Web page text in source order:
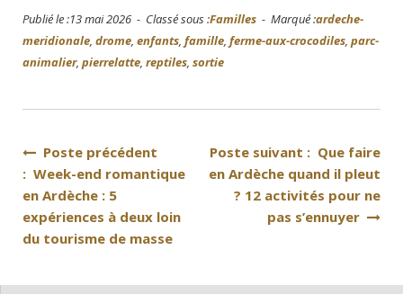
Publié le :13 mai 2026 - Classé sous :Familles - Marqué :ardeche-
meridionale drome enfants famille ferme-aux-crocodiles parc-
animalier, pierrelatte reptiles sortie
Navigation
de
l’article
Poste précédent
: Week-end romantique
en Ardèche : 5
expériences à deux loin
du tourisme de masse
Poste suivant : Que faire
en Ardèche quand il pleut
? 12 activités pour ne
pas s’ennuyer